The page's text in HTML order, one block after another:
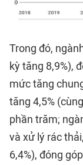
Trong đó,
kỳ tăng 8,9%),
mức tăng
tăng 4,5%
phần trăm;
và xử lý rác
6,4%), đóng